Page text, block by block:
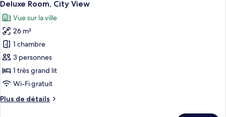
chambres
toutes
les
photos
pour
ce
type
de
chambre :
Deluxe
Deluxe Room, City View
Vue sur la ville
26 m²
1 chambre
3 personnes
1 très grand lit
Wi-Fi gratuit
Plus de détails
Plus